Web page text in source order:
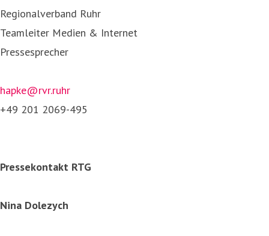
Regionalverband Ruhr
Teamleiter Medien & Internet
Pressesprecher
hapke@rvr.ruhr
+49 201 2069-495
Pressekontakt RTG
Nina Dolezych